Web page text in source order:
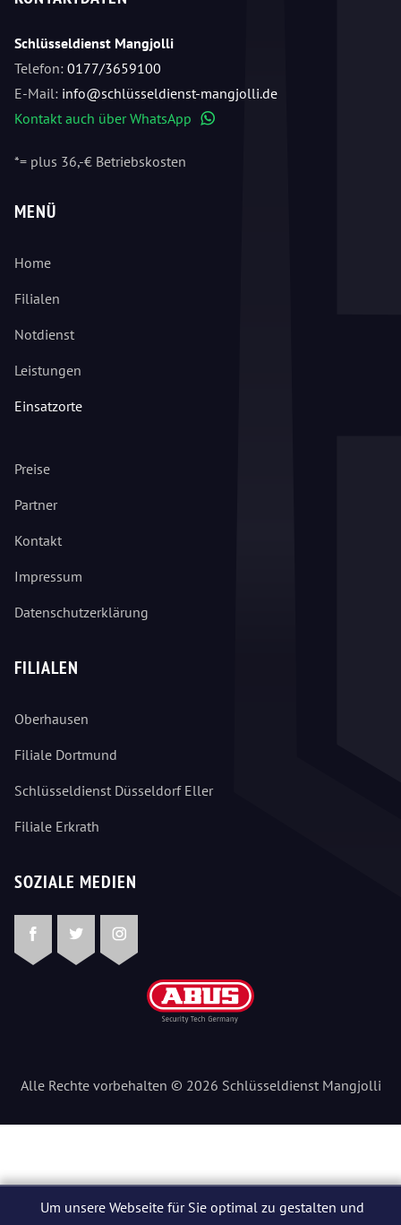
Schlüsseldienst Mangjolli
Telefon: 0177/3659100
E-Mail: info@schlüsseldienst-mangjolli.de
Kontakt auch über WhatsApp
*= plus 36,-€ Betriebskosten
MENÜ
Home
Filialen
Notdienst
Leistungen
Einsatzorte
Preise
Partner
Kontakt
Impressum
Datenschutzerklärung
FILIALEN
Oberhausen
Filiale Dortmund
Schlüsseldienst Düsseldorf Eller
Filiale Erkrath
SOZIALE MEDIEN
FacebookTwitterInstagram
Alle Rechte vorbehalten © 2026 Schlüsseldienst Mangjolli
Um unsere Webseite für Sie optimal zu gestalten und